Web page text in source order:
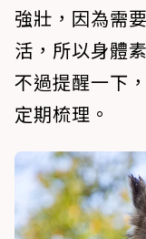
強壯，因為需
活，所以身體
不過提醒一下
定期梳理。